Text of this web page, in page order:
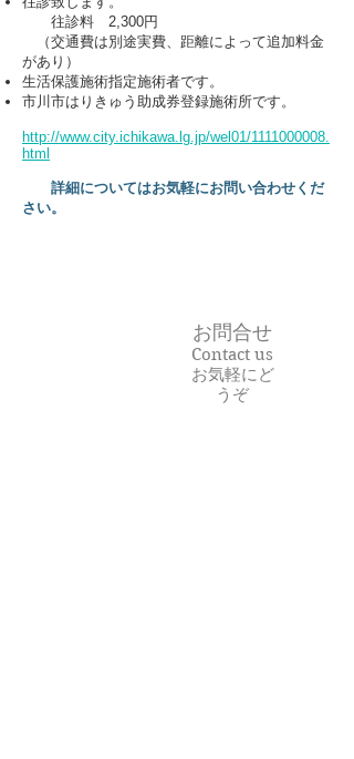
往診料 2,300円
（交通費は別途実費、距離によって追加料金
があり）​
生活保護施術指定施術者です。
市川市はりきゅう助成券登録施術所です。
http://www.city.ichikawa.lg.jp/wel01/1111000008.
html
詳細についてはお気軽にお問い合わせくだ
さい。
お問合せ
Contact us
​お気軽にど
うぞ